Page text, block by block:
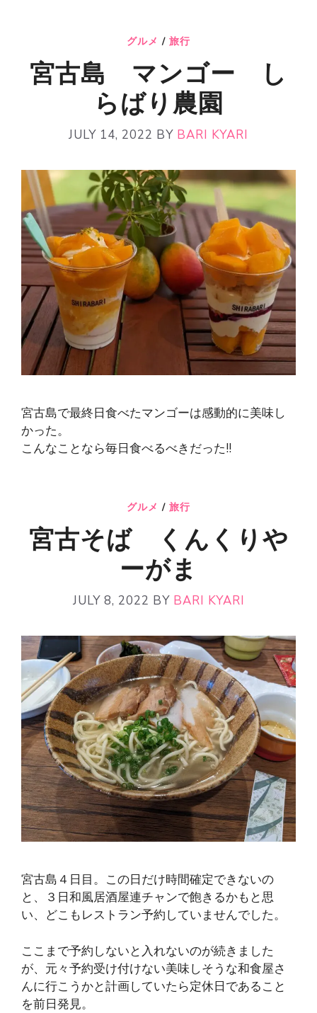
グルメ / 旅行
宮古島 マンゴー し
らばり農園
JULY 14, 2022 BY BARI KYARI
宮古島で最終日食べたマンゴーは感動的に美味し
かった。
こんなことなら毎日食べるべきだった!!
グルメ / 旅行
宮古そば くんくりや
ーがま
JULY 8, 2022 BY BARI KYARI
宮古島４日目。この日だけ時間確定できないの
と、３日和風居酒屋連チャンで飽きるかもと思
い、どこもレストラン予約していませんでした。
ここまで予約しないと入れないのが続きました
が、元々予約受け付けない美味しそうな和食屋さ
んに行こうかと計画していたら定休日であること
を前日発見。